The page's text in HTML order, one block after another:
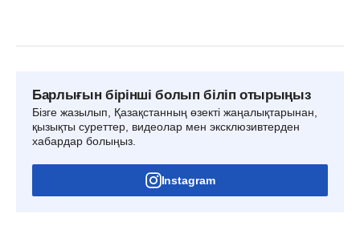
Барлығын бірінші болып біліп отырыңыз
Бізге жазылып, Қазақстанның өзекті жаңалықтарынан,
қызықты суреттер, видеолар мен эксклюзивтерден
хабардар болыңыз.
Instagram